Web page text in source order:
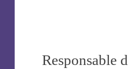
Responsable